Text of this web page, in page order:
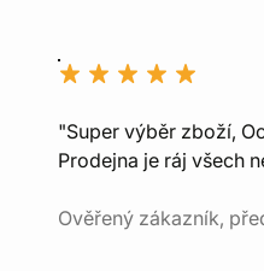
"Super výběr zboží,
Prodejna je ráj všech
Ověřený zákazník,